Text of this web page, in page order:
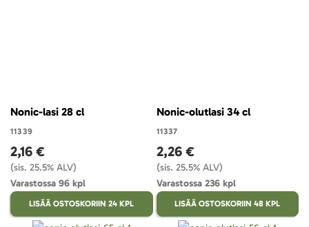
Nonic-lasi 28 cl
11339
2,16 €
(sis. 25.5% ALV)
Varastossa 96 kpl
LISÄÄ OSTOSKORIIN 24 KPL
Nonic-olutlasi 34 cl
11337
2,26 €
(sis. 25.5% ALV)
Varastossa 236 kpl
LISÄÄ OSTOSKORIIN 48 KPL